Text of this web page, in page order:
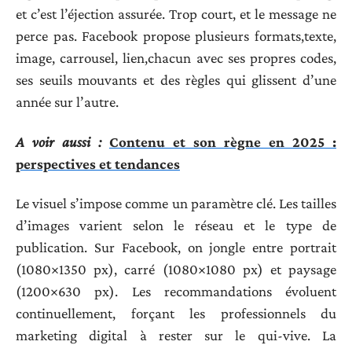
et c’est l’éjection assurée. Trop court, et le message ne
perce pas. Facebook propose plusieurs formats,texte,
image, carrousel, lien,chacun avec ses propres codes,
ses seuils mouvants et des règles qui glissent d’une
année sur l’autre.
A voir aussi : Contenu et son règne en 2025 :
perspectives et tendances
Le visuel s’impose comme un paramètre clé. Les tailles
d’images varient selon le réseau et le type de
publication. Sur Facebook, on jongle entre portrait
(1080×1350 px), carré (1080×1080 px) et paysage
(1200×630 px). Les recommandations évoluent
continuellement, forçant les professionnels du
marketing digital à rester sur le qui-vive. La